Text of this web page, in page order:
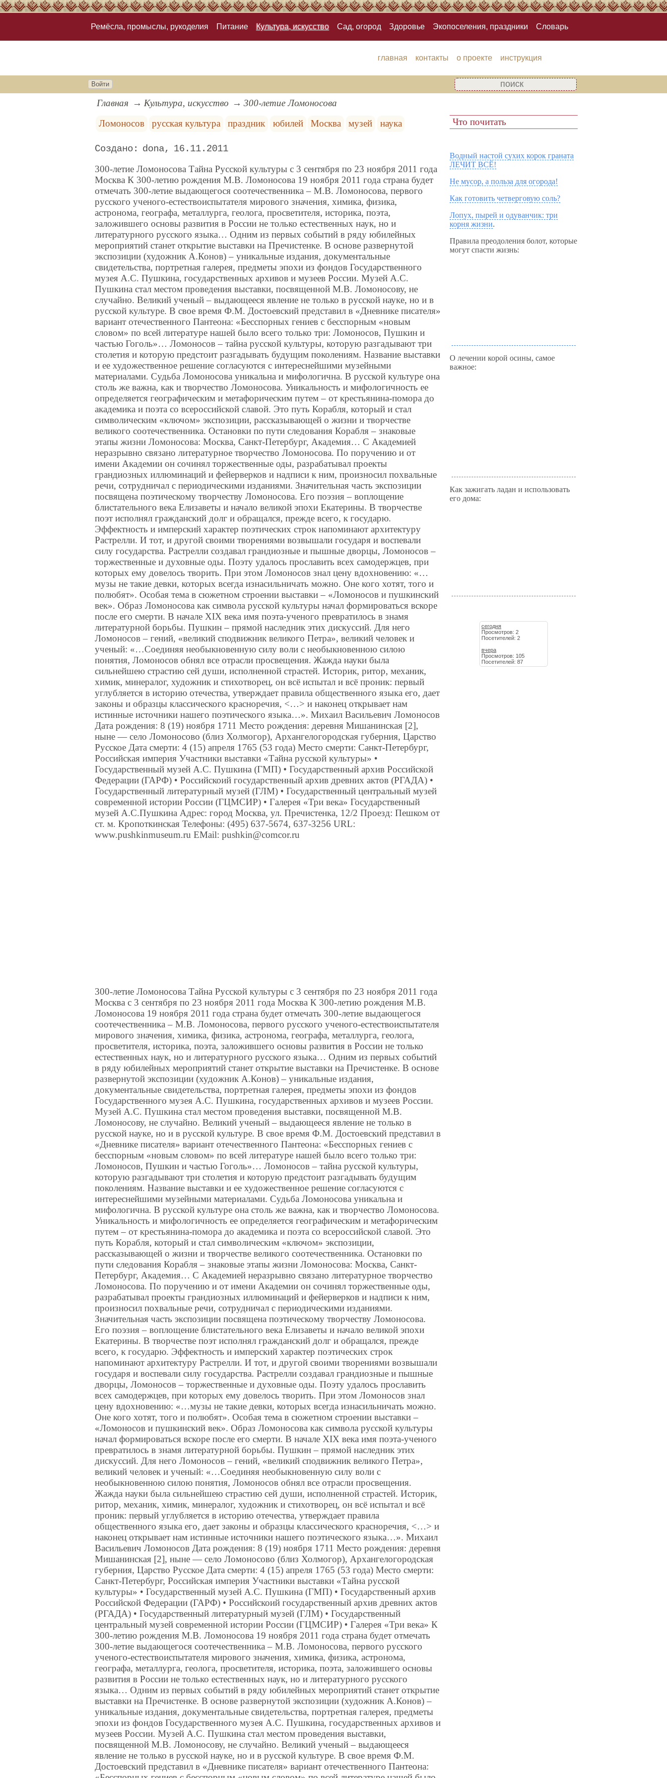
Ремёсла, промыслы, рукоделия Питание Культура, искусство Сад, огород Здоровье Экопоселения, праздники Словарь
главная контакты о проекте инструкция
Войти
Главная Культура, искусство
300-летие Ломоносова
Ломоносов
русская культура праздник юбилей Москва музей наука
dona 16.11.2011
300-летие Ломоносова Тайна Русской культуры c 3 сентября по 23 ноября 2011 года
Москва К 300-летию рождения М.В. Ломоносова 19 ноября 2011 года страна будет
отмечать 300-летие выдающегося соотечественника – М.В. Ломоносова, первого
русского ученого-естествоиспытателя мирового значения, химика, физика,
астронома, географа, металлурга, геолога, просветителя, историка, поэта,
заложившего основы развития в России не только естественных наук, но и
литературного русского языка… Одним из первых событий в ряду юбилейных
мероприятий станет открытие выставки на Пречистенке. В основе развернутой
экспозиции (художник А.Конов) – уникальные издания, документальные
свидетельства, портретная галерея, предметы эпохи из фондов Государственного
музея А.С. Пушкина, государственных архивов и музеев России. Музей А.С.
Пушкина стал местом проведения выставки, посвященной М.В. Ломоносову, не
случайно. Великий ученый – выдающееся явление не только в русской науке, но и в
русской культуре. В свое время Ф.М. Достоевский представил в «Дневнике писателя»
вариант отечественного Пантеона: «Бесспорных гениев с бесспорным «новым
словом» по всей литературе нашей было всего только три: Ломоносов, Пушкин и
частью Гоголь»… Ломоносов – тайна русской культуры, которую разгадывают три
столетия и которую предстоит разгадывать будущим поколениям. Название выставки
и ее художественное решение согласуются с интереснейшими музейными
материалами. Судьба Ломоносова уникальна и мифологична. В русской культуре она
столь же важна, как и творчество Ломоносова. Уникальность и мифологичность ее
определяется географическим и метафорическим путем – от крестьянина-помора до
академика и поэта со всероссийской славой. Это путь Корабля, который и стал
символическим «ключом» экспозиции, рассказывающей о жизни и творчестве
великого соотечественника. Остановки по пути следования Корабля – знаковые
этапы жизни Ломоносова: Москва, Санкт-Петербург, Академия… С Академией
неразрывно связано литературное творчество Ломоносова. По поручению и от
имени Академии он сочинял торжественные оды, разрабатывал проекты
грандиозных иллюминаций и фейерверков и надписи к ним, произносил похвальные
речи, сотрудничал с периодическими изданиями. Значительная часть экспозиции
посвящена поэтическому творчеству Ломоносова. Его поэзия – воплощение
блистательного века Елизаветы и начало великой эпохи Екатерины. В творчестве
поэт исполнял гражданский долг и обращался, прежде всего, к государю.
Эффектность и имперский характер поэтических строк напоминают архитектуру
Растрелли. И тот, и другой своими творениями возвышали государя и воспевали
силу государства. Растрелли создавал грандиозные и пышные дворцы, Ломоносов –
торжественные и духовные оды. Поэту удалось прославить всех самодержцев, при
которых ему довелось творить. При этом Ломоносов знал цену вдохновению: «…
музы не такие девки, которых всегда изнасильничать можно. Оне кого хотят, того и
полюбят». Особая тема в сюжетном строении выставки – «Ломоносов и пушкинский
век». Образ Ломоносова как символа русской культуры начал формироваться вскоре
после его смерти. В начале XIX века имя поэта-ученого превратилось в знамя
литературной борьбы. Пушкин – прямой наследник этих дискуссий. Для него
Ломоносов – гений, «великий сподвижник великого Петра», великий человек и
ученый: «…Соединяя необыкновенную силу воли с необыкновенною силою
понятия, Ломоносов обнял все отрасли просвещения. Жажда науки была
сильнейшею страстию сей души, исполненной страстей. Историк, ритор, механик,
химик, минералог, художник и стихотворец, он всё испытал и всё проник: первый
углубляется в историю отечества, утверждает правила общественного языка его, дает
законы и образцы классического красноречия, <…> и наконец открывает нам
истинные источники нашего поэтического языка…». Михаил Васильевич Ломоносов
Дата рождения: 8 (19) ноября 1711 Место рождения: деревня Мишанинская [2],
ныне — село Ломоносово (близ Холмогор), Архангелогородская губерния, Царство
Русское Дата смерти: 4 (15) апреля 1765 (53 года) Место смерти: Санкт-Петербург,
Российская империя Участники выставки «Тайна русской культуры» •
Государственный музей А.С. Пушкина (ГМП) • Государственный архив Российской
Федерации (ГАРФ) • Российскоий государственный архив древних актов (РГАДА) •
Государственный литературный музей (ГЛМ) • Государственный центральный музей
современной истории России (ГЦМСИР) • Галерея «Три века» Государственный
музей А.С.Пушкина Адрес: город Москва, ул. Пречистенка, 12/2 Проезд: Пешком от
ст. м. Кропоткинская Телефоны: (495) 637-5674, 637-3256 URL:
www.pushkinmuseum.ru EMail: pushkin@comcor.ru
300-летие Ломоносова Тайна Русской культуры c 3 сентября по 23 ноября 2011 года
Москва c 3 сентября по 23 ноября 2011 года Москва К 300-летию рождения М.В.
Ломоносова 19 ноября 2011 года страна будет отмечать 300-летие выдающегося
соотечественника – М.В. Ломоносова, первого русского ученого-естествоиспытателя
мирового значения, химика, физика, астронома, географа, металлурга, геолога,
просветителя, историка, поэта, заложившего основы развития в России не только
естественных наук, но и литературного русского языка… Одним из первых событий
в ряду юбилейных мероприятий станет открытие выставки на Пречистенке. В основе
развернутой экспозиции (художник А.Конов) – уникальные издания,
документальные свидетельства, портретная галерея, предметы эпохи из фондов
Государственного музея А.С. Пушкина, государственных архивов и музеев России.
Музей А.С. Пушкина стал местом проведения выставки, посвященной М.В.
Ломоносову, не случайно. Великий ученый – выдающееся явление не только в
русской науке, но и в русской культуре. В свое время Ф.М. Достоевский представил в
«Дневнике писателя» вариант отечественного Пантеона: «Бесспорных гениев с
бесспорным «новым словом» по всей литературе нашей было всего только три:
Ломоносов, Пушкин и частью Гоголь»… Ломоносов – тайна русской культуры,
которую разгадывают три столетия и которую предстоит разгадывать будущим
поколениям. Название выставки и ее художественное решение согласуются с
интереснейшими музейными материалами. Судьба Ломоносова уникальна и
мифологична. В русской культуре она столь же важна, как и творчество Ломоносова.
Уникальность и мифологичность ее определяется географическим и метафорическим
путем – от крестьянина-помора до академика и поэта со всероссийской славой. Это
путь Корабля, который и стал символическим «ключом» экспозиции,
рассказывающей о жизни и творчестве великого соотечественника. Остановки по
пути следования Корабля – знаковые этапы жизни Ломоносова: Москва, Санкт-
Петербург, Академия… С Академией неразрывно связано литературное творчество
Ломоносова. По поручению и от имени Академии он сочинял торжественные оды,
разрабатывал проекты грандиозных иллюминаций и фейерверков и надписи к ним,
произносил похвальные речи, сотрудничал с периодическими изданиями.
Значительная часть экспозиции посвящена поэтическому творчеству Ломоносова.
Его поэзия – воплощение блистательного века Елизаветы и начало великой эпохи
Екатерины. В творчестве поэт исполнял гражданский долг и обращался, прежде
всего, к государю. Эффектность и имперский характер поэтических строк
напоминают архитектуру Растрелли. И тот, и другой своими творениями возвышали
государя и воспевали силу государства. Растрелли создавал грандиозные и пышные
дворцы, Ломоносов – торжественные и духовные оды. Поэту удалось прославить
всех самодержцев, при которых ему довелось творить. При этом Ломоносов знал
цену вдохновению: «…музы не такие девки, которых всегда изнасильничать можно.
Оне кого хотят, того и полюбят». Особая тема в сюжетном строении выставки –
«Ломоносов и пушкинский век». Образ Ломоносова как символа русской культуры
начал формироваться вскоре после его смерти. В начале XIX века имя поэта-ученого
превратилось в знамя литературной борьбы. Пушкин – прямой наследник этих
дискуссий. Для него Ломоносов – гений, «великий сподвижник великого Петра»,
великий человек и ученый: «…Соединяя необыкновенную силу воли с
необыкновенною силою понятия, Ломоносов обнял все отрасли просвещения.
Жажда науки была сильнейшею страстию сей души, исполненной страстей. Историк,
ритор, механик, химик, минералог, художник и стихотворец, он всё испытал и всё
проник: первый углубляется в историю отечества, утверждает правила
общественного языка его, дает законы и образцы классического красноречия, <…> и
наконец открывает нам истинные источники нашего поэтического языка…». Михаил
Васильевич Ломоносов Дата рождения: 8 (19) ноября 1711 Место рождения: деревня
Мишанинская [2], ныне — село Ломоносово (близ Холмогор), Архангелогородская
губерния, Царство Русское Дата смерти: 4 (15) апреля 1765 (53 года) Место смерти:
Санкт-Петербург, Российская империя Участники выставки «Тайна русской
культуры» • Государственный музей А.С. Пушкина (ГМП) • Государственный архив
Российской Федерации (ГАРФ) • Российскоий государственный архив древних актов
(РГАДА) • Государственный литературный музей (ГЛМ) • Государственный
центральный музей современной истории России (ГЦМСИР) • Галерея «Три века» К
300-летию рождения М.В. Ломоносова 19 ноября 2011 года страна будет отмечать
300-летие выдающегося соотечественника – М.В. Ломоносова, первого русского
ученого-естествоиспытателя мирового значения, химика, физика, астронома,
географа, металлурга, геолога, просветителя, историка, поэта, заложившего основы
развития в России не только естественных наук, но и литературного русского
языка… Одним из первых событий в ряду юбилейных мероприятий станет открытие
выставки на Пречистенке. В основе развернутой экспозиции (художник А.Конов) –
уникальные издания, документальные свидетельства, портретная галерея, предметы
эпохи из фондов Государственного музея А.С. Пушкина, государственных архивов и
музеев России. Музей А.С. Пушкина стал местом проведения выставки,
посвященной М.В. Ломоносову, не случайно. Великий ученый – выдающееся
явление не только в русской науке, но и в русской культуре. В свое время Ф.М.
Достоевский представил в «Дневнике писателя» вариант отечественного Пантеона:
Что почитать
Водный настой сухих корок граната
ЛЕЧИТ ВСЁ!
Не мусор, а польза для огорода!
Как готовить четверговую соль?
Лопух, пырей и одуванчик: три
корня жизни.
Правила преодоления болот, которые
могут спасти жизнь:
О лечении корой осины, самое
важное:
Как зажигать ладан и использовать
его дома:
сегодня
Просмотров: 2
Посетителей: 2
вчера
Просмотров: 105
Посетителей: 87